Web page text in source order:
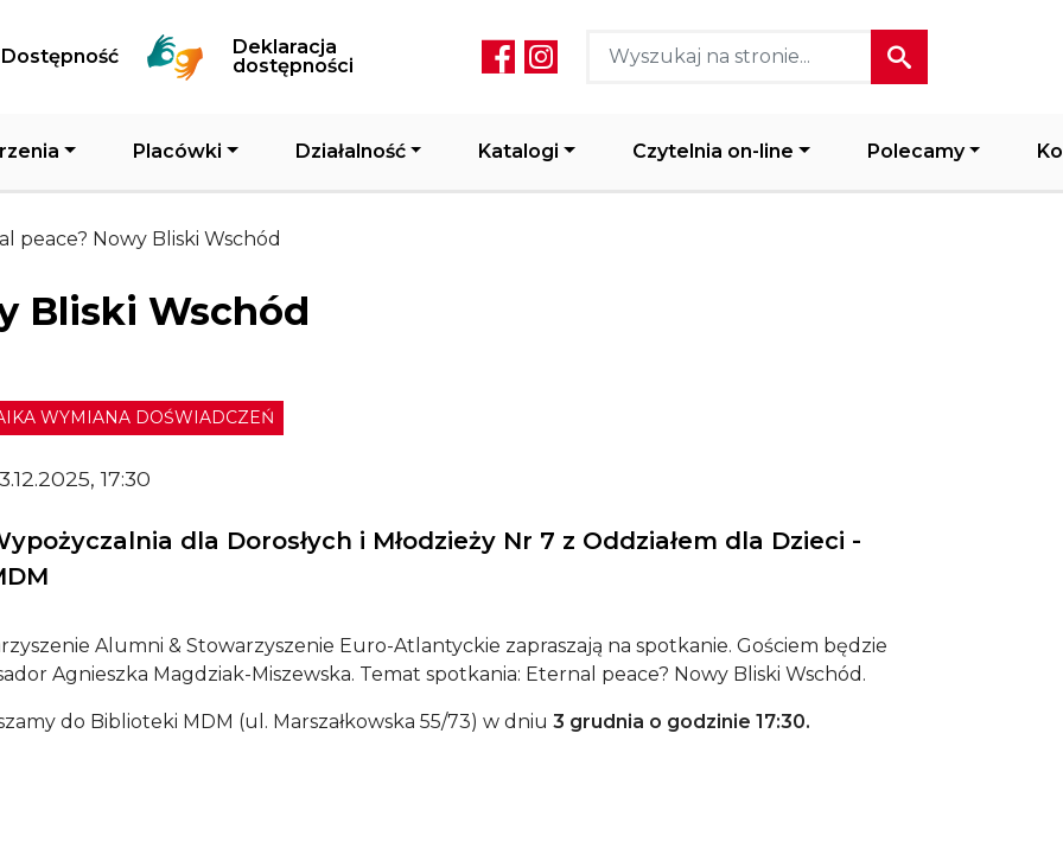
Dostępność
Deklaracja
dostępności
Social media header
Placówki Działalność Katalogi Czytelnia on-line Polecamy
peace? Nowy Bliski Wschód
Bliski Wschód
WYMIANA DOŚWIADCZEŃ
17:30
dla Dorosłych i Młodzieży Nr 7 z Oddziałem dla Dzieci -
Alumni & Stowarzyszenie Euro-Atlantyckie zapraszają na spotkanie. Gościem będzie
Agnieszka Magdziak-Miszewska. Temat spotkania: Eternal peace? Nowy Bliski Wschód.
do Biblioteki MDM (ul. Marszałkowska 55/73) w dniu 3 grudnia o godzinie 17:30.